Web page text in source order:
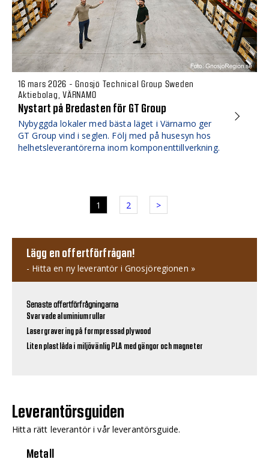
16 mars 2026 - Gnosjö Technical Group Sweden
Aktiebolag, VÄRNAMO
Nystart på Bredasten för GT Group
Nybyggda lokaler med bästa läget i Värnamo ger
GT Group vind i seglen. Följ med på husesyn hos
helhetsleverantörerna inom komponenttillverkning.
1 2 >
Lägg en offertförfrågan!
- Hitta en ny leverantör i Gnosjöregionen »
Senaste offertförfrågningarna
Svarvade aluminiumrullar
Lasergravering på formpressad plywood
Liten plastlåda i miljövänlig PLA med gängor och magneter
Leverantörsguiden
Hitta rätt leverantör i vår leverantörsguide.
Metall